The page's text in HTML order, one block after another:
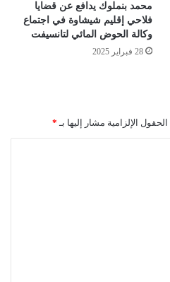
محمد بنملوك يدافع عن قضايا
فلاحي إقليم شيشاوة في اجتماع
وكالة الحوض المائي لتانسيفت
28 فبراير 2025
الحقول الإلزامية مشار إليها بـ *